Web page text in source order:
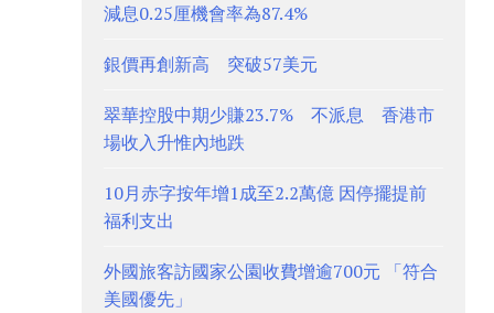
減息0.25厘機會率為87.4%
銀價再創新高 突破57美元
翠華控股中期少賺23.7% 不派息 香港市
場收入升惟內地跌
10月赤字按年增1成至2.2萬億 因停擺提前
福利支出
外國旅客訪國家公園收費增逾700元 「符合
美國優先」